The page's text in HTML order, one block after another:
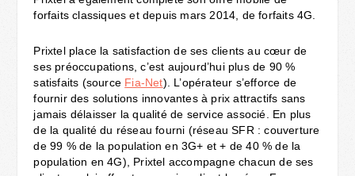
forfaits classiques et depuis mars 2014, de forfaits 4G.
Prixtel place la satisfaction de ses clients au cœur de
ses préoccupations, c’est aujourd’hui plus de 90 %
satisfaits (source Fia-Net). L’opérateur s’efforce de
fournir des solutions innovantes à prix attractifs sans
jamais délaisser la qualité de service associé. En plus
de la qualité du réseau fourni (réseau SFR : couverture
de 99 % de la population en 3G+ et + de 40 % de la
population en 4G), Prixtel accompagne chacun de ses